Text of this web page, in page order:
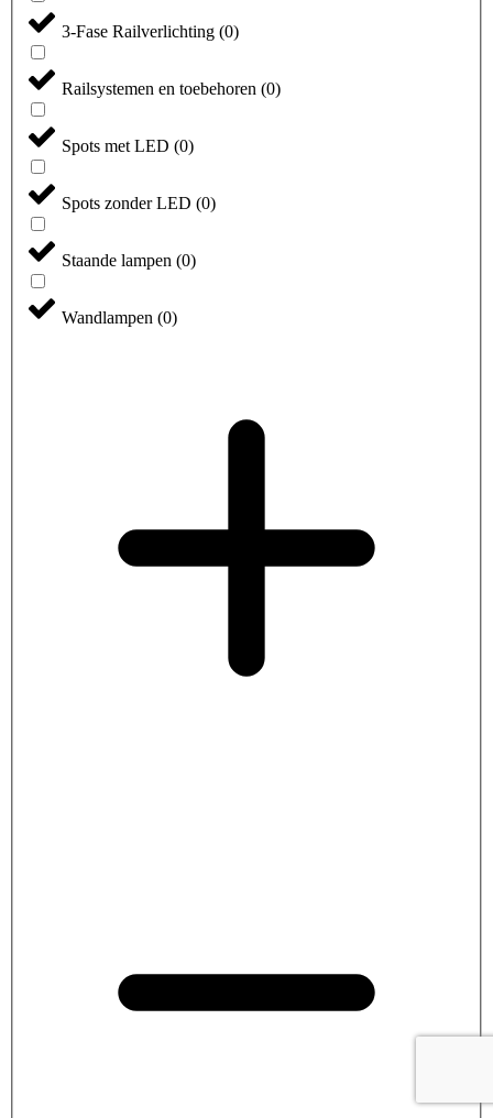
3-Fase Railverlichting (0)
Railsystemen en toebehoren (0)
Spots met LED (0)
Spots zonder LED (0)
Staande lampen (0)
Wandlampen (0)